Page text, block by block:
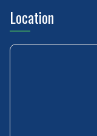
Location